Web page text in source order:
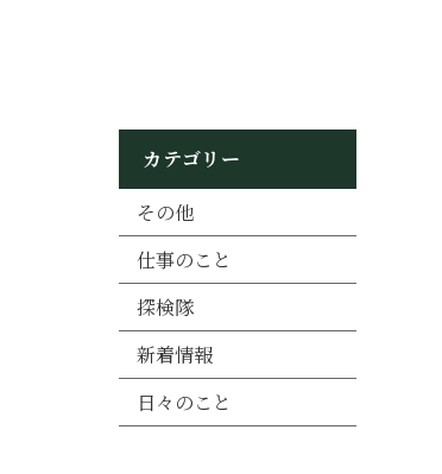
カテゴリー
その他
仕事のこと
探検隊
新着情報
日々のこと